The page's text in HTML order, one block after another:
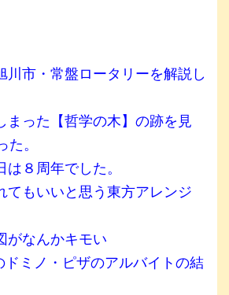
川市・常盤ロータリーを解説し
まった【哲学の木】の跡を見
。
は８周年でした。
てもいいと思う東方アレンジ
がなんかキモい
ミノ・ピザのアルバイトの結